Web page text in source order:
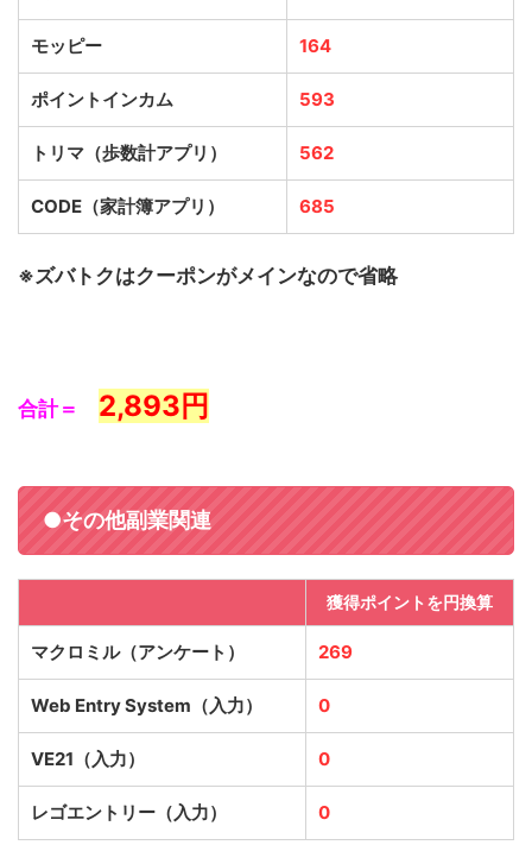
モッピー 164
ポイントインカム 593
トリマ（歩数計アプリ） 562
CODE（家計簿アプリ） 685
※ズバトクはクーポンがメインなので省略
合計＝ 2,893 円
●その他副業関連
獲得ポイントを円換算
マクロミル（アンケート） 269
Web Entry System（入力） 0
VE21（入力） 0
レゴエントリー（入力） 0